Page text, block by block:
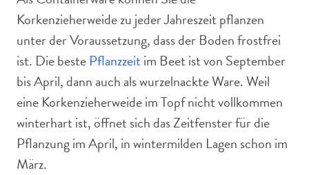
Korkenzieherweide zu jeder Jahreszeit pflanzen
unter der Voraussetzung, dass der Boden frostfrei
ist. Die beste Pflanzzeitim Beet ist von September
bis April, dann auch als wurzelnackte Ware. Weil
eine Korkenzieherweide im Topf nicht vollkommen
winterhart ist, öffnet sich das Zeitfenster für die
Pflanzung im April, in wintermilden Lagen schon im
März.